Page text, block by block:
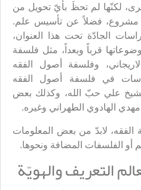
لكنّها لم تحظَ بأيّ تحويل من
مشروع، فضلاً عن تأسيس علم.
الجادّة تحت هذا العنوان،
قرباً وبعداً، مثل فلسفة
وفلسفة أصول الفقه
في فلسفة أصول الفقه
علي حبّ الله، وكذلك بعض
الهادوي الطهراني وغيره.
لابدّ من بعض المعلومات
أو الفلسفات المضافة ونحوها.